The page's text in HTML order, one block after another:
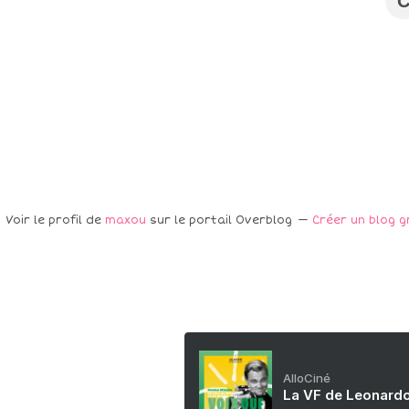
Voir le profil de maxou sur le portail Overblog Créer un blog
AlloCiné
La VF de